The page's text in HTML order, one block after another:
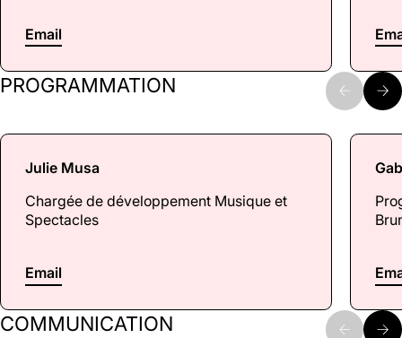
Email
PROGRAMMATION
Julie Musa
Chargée de développement Musique et
Spectacles
Email
COMMUNICATION